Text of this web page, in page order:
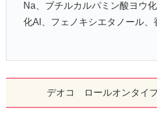
Na、ブチルカルパミン酸ヨウ
化Al、フェノキシエタノール、
デオコ ロールオンタイ